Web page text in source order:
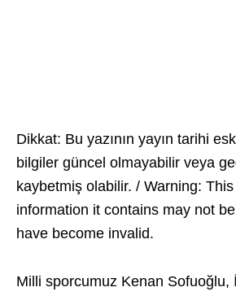
Dikkat: Bu yazının yayın tarihi
bilgiler güncel olmayabilir veya
kaybetmiş olabilir. / Warning:
information it contains may not
have become invalid.
Milli sporcumuz Kenan Sofuoğlu,